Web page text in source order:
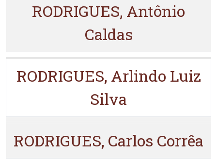
RODRIGUES, Antônio
Caldas
RODRIGUES, Arlindo Luiz
Silva
RODRIGUES, Carlos Corrêa